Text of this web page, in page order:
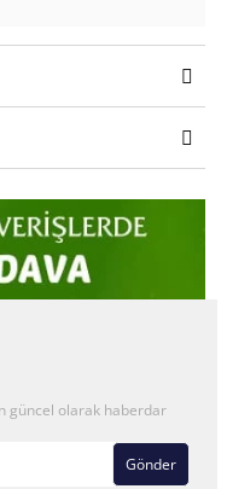
güncel olarak haberdar
Gönder